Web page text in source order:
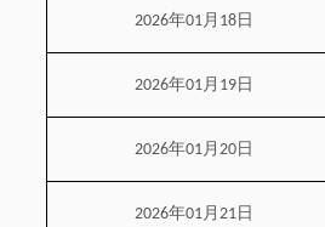
2026年01月 18 日
2026年01月 19 日
2026年01月 20 日
2026年01月 21 日